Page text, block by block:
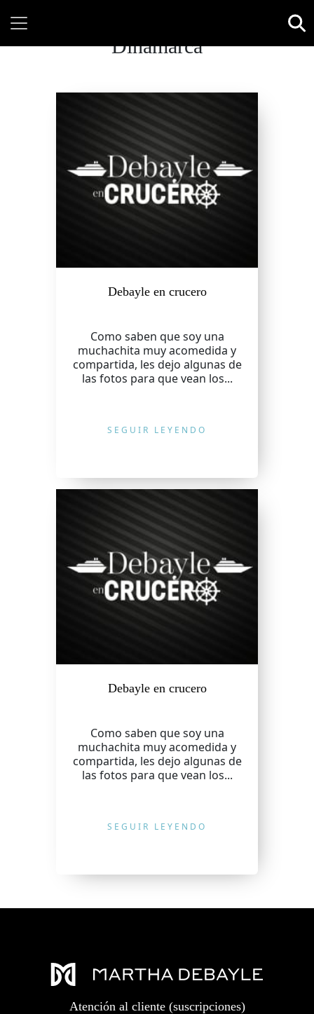
Dinamarca
Debayle en crucero
Como saben que soy una
muchachita muy acomedida y
compartida, les dejo algunas de
las fotos para que vean los...
SEGUIR LEYENDO
Debayle en crucero
Como saben que soy una
muchachita muy acomedida y
compartida, les dejo algunas de
las fotos para que vean los...
SEGUIR LEYENDO
Atención al cliente (suscripciones)